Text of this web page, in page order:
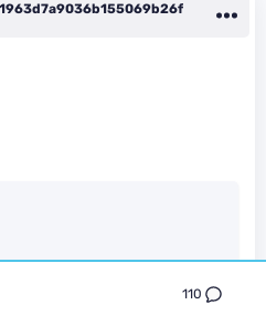
110
NRA) ça me changera pas